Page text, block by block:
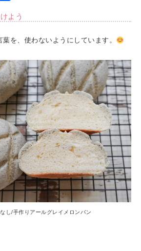
よう
葉を、使わないようにしています。
し/手作りアールグレイメロンパン